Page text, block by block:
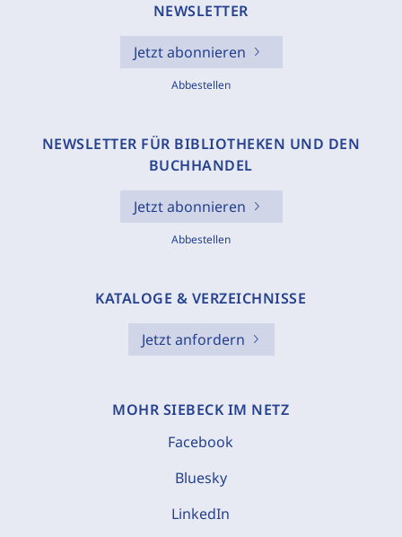
NEWSLETTER
Jetzt abonnieren
Abbestellen
NEWSLETTER FÜR BIBLIOTHEKEN UND DEN
BUCHHANDEL
Jetzt abonnieren
Abbestellen
KATALOGE & VERZEICHNISSE
Jetzt anfordern
MOHR SIEBECK IM NETZ
Facebook
Bluesky
LinkedIn